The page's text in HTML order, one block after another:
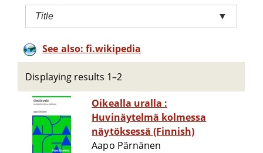
Title ▼
See also: fi.wikipedia
Displaying results 1–2
Oikealla uralla :
Huvinäytelmä kolmessa
näytöksessä (Finnish)
Aapo Pärnänen